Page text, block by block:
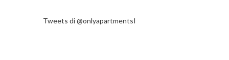
Tweets di @onlyapartmentsI